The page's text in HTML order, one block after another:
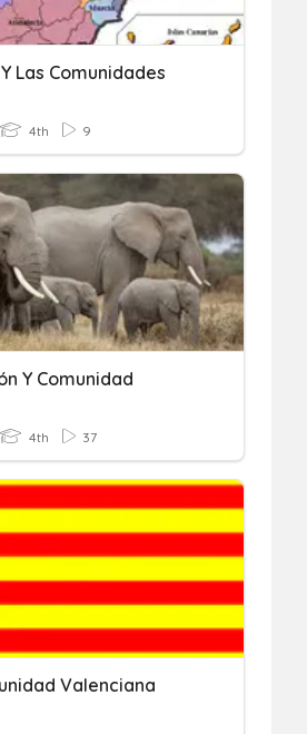
Las Comunidades
4th 9
Y Comunidad
4th 37
Valenciana